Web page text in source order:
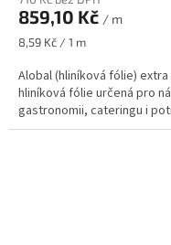
859,10 Kč / m
Měrná
8,59 Kč / 1 m
Alobal (hliníková fólie) extra
hliníková fólie určená pro
gastronomii, cateringu i